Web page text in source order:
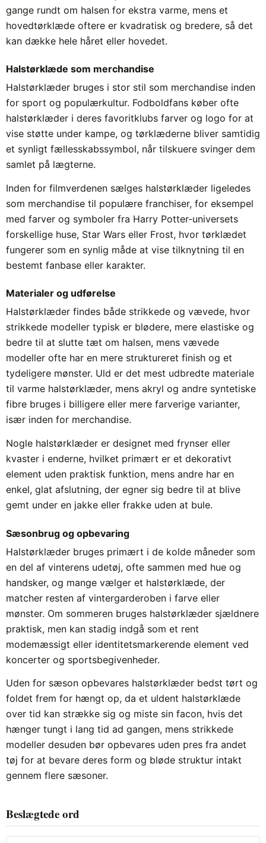
gange rundt om halsen for ekstra varme, mens et
hovedtørklæde oftere er kvadratisk og bredere, så det
kan dække hele håret eller hovedet.
Halstørklæde som merchandise
Halstørklæder bruges i stor stil som merchandise inden
for sport og populærkultur. Fodboldfans køber ofte
halstørklæder i deres favoritklubs farver og logo for at
vise støtte under kampe, og tørklæderne bliver samtidig
et synligt fællesskabssymbol, når tilskuere svinger dem
samlet på lægterne.
Inden for filmverdenen sælges halstørklæder ligeledes
som merchandise til populære franchiser, for eksempel
med farver og symboler fra Harry Potter-universets
forskellige huse, Star Wars eller Frost, hvor tørklædet
fungerer som en synlig måde at vise tilknytning til en
bestemt fanbase eller karakter.
Materialer og udførelse
Halstørklæder findes både strikkede og vævede, hvor
strikkede modeller typisk er blødere, mere elastiske og
bedre til at slutte tæt om halsen, mens vævede
modeller ofte har en mere struktureret finish og et
tydeligere mønster. Uld er det mest udbredte materiale
til varme halstørklæder, mens akryl og andre syntetiske
fibre bruges i billigere eller mere farverige varianter,
især inden for merchandise.
Nogle halstørklæder er designet med frynser eller
kvaster i enderne, hvilket primært er et dekorativt
element uden praktisk funktion, mens andre har en
enkel, glat afslutning, der egner sig bedre til at blive
gemt under en jakke eller frakke uden at bule.
Sæsonbrug og opbevaring
Halstørklæder bruges primært i de kolde måneder som
en del af vinterens udetøj, ofte sammen med hue og
handsker, og mange vælger et halstørklæde, der
matcher resten af vintergarderoben i farve eller
mønster. Om sommeren bruges halstørklæder sjældnere
praktisk, men kan stadig indgå som et rent
modemæssigt eller identitetsmarkerende element ved
koncerter og sportsbegivenheder.
Uden for sæson opbevares halstørklæder bedst tørt og
foldet frem for hængt op, da et uldent halstørklæde
over tid kan strække sig og miste sin facon, hvis det
hænger tungt i lang tid ad gangen, mens strikkede
modeller desuden bør opbevares uden pres fra andet
tøj for at bevare deres form og bløde struktur intakt
gennem flere sæsoner.
Beslægtede ord